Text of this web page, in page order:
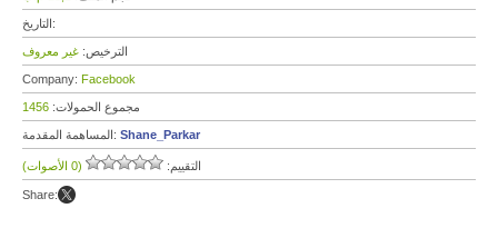
التاريخ:
الترخيص: غير معروف
Company: Facebook
مجموع الحمولات: 1456
المساهمة المقدمة: Shane_Parkar
التقييم: (0 الأصوات)
Share: